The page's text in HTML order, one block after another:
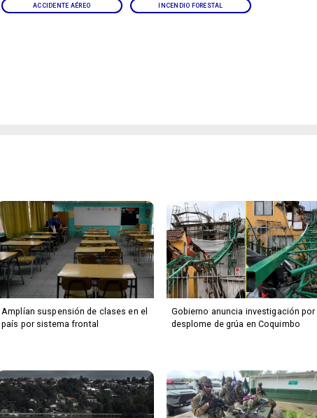
ACCIDENTE AÉREO INCENDIO FORESTAL
Amplían suspensión de clases en el
país por sistema frontal
Gobierno anuncia investigación por
desplome de grúa en Coquimbo